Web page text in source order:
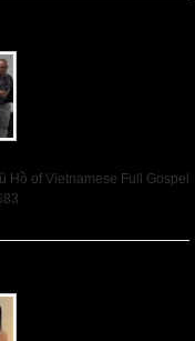
Hồ of Vietnamese Full Gospel